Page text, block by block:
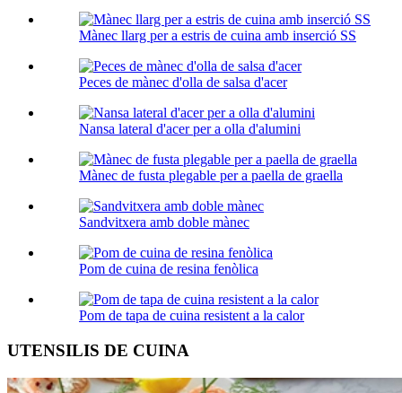
Mànec llarg per a estris de cuina amb inserció SS
Peces de mànec d'olla de salsa d'acer
Nansa lateral d'acer per a olla d'alumini
Mànec de fusta plegable per a paella de graella
Sandvitxera amb doble mànec
Pom de cuina de resina fenòlica
Pom de tapa de cuina resistent a la calor
UTENSILIS DE CUINA